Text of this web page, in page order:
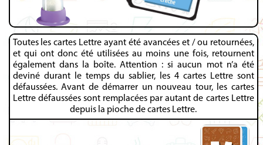
Toutes les cartes Lettre ayant été avancées et / ou retournées,
et qui ont donc été utilisées au moins une fois, retournent
également dans la boîte. Attention : si aucun mot n’a été
deviné durant le temps du sablier, les 4 cartes Lettre sont
défaussées. Avant de démarrer un nouveau tour, les cartes
Lettre défaussées sont remplacées par autant de cartes Lettre
depuis la pioche de cartes Lettre.